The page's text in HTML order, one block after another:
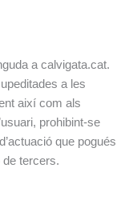
a calvigata.cat.
a les
així com als
prohibint-se
que pogués
de tercers.